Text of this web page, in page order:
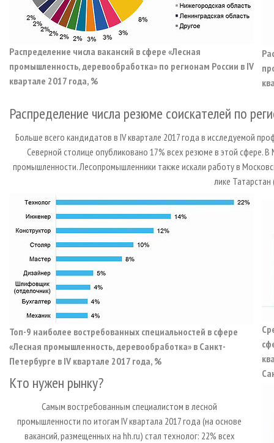
Распределение числа вакансий в сфере «Лесная
промышленность, деревообработка» по регионам России в IV
квартале 2017 года, %
Распределение числа резюме соискателей по
Больше всего кандидатов в IV квартале 2017 года в исследуемой
Северной столице опубликовано 17% всех резюме в этой сфере.
промышленности. Лесопромышленники также искали работу в
лике Татарстан
Топ-9 наиболее востребованных специальностей в сфере
«Лесная промышленность, деревообработка» в Санкт-
Петербурге в IV квартале 2017 года, %
Кто нужен рынку?
Самым востребованным специалистом в лесной
промышленности по итогам IV квартала 2017 года (на основе
вакансий, размещенных на hh.ru) стал технолог: 22% всех